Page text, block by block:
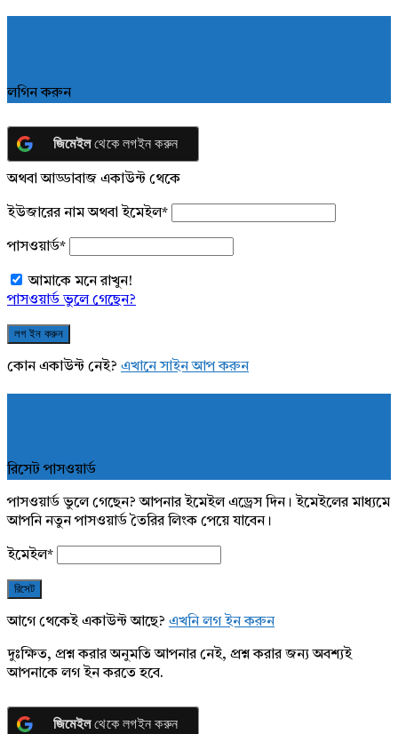
লগিন করুন
জিমেইলথেকে লগইন করুন
অথবা আড্ডাবাজ একাউন্ট থেকে
ইউজারের নাম অথবা ইমেইল*
পাসওয়ার্ড*
আমাকে মনে রাখুন!
পাসওয়ার্ড ভুলে গেছেন?
কোন একাউন্ট নেই? এখানে সাইন আপ করুন
রিসেট পাসওয়ার্ড
পাসওয়ার্ড ভুলে গেছেন? আপনার ইমেইল এড্রেস দিন। ইমেইলের মাধ্যমে
আপনি নতুন পাসওয়ার্ড তৈরির লিংক পেয়ে যাবেন।
ইমেইল*
আগে থেকেই একাউন্ট আছে? এখনি লগ ইন করুন
দুঃক্ষিত, প্রশ্ন করার অনুমতি আপনার নেই, প্রশ্ন করার জন্য অবশ্যই
আপনাকে লগ ইন করতে হবে.
জিমেইলথেকে লগইন করুন